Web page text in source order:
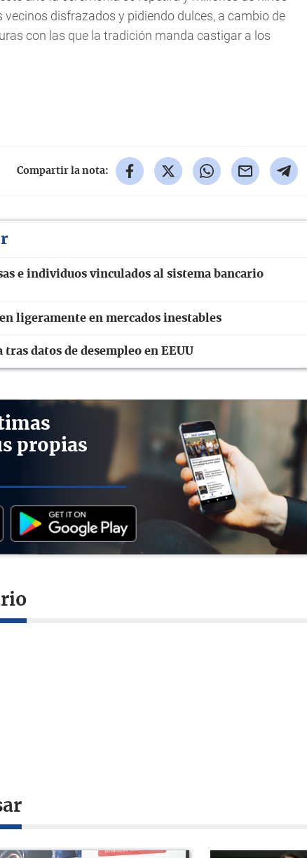
vecinos disfrazados y pidiendo dulces, a cambio de
con las que la tradición manda castigar a los
Compartir la nota:
e individuos vinculados al sistema bancario
ligeramente en mercados inestables
datos de desempleo en EEUU
propias